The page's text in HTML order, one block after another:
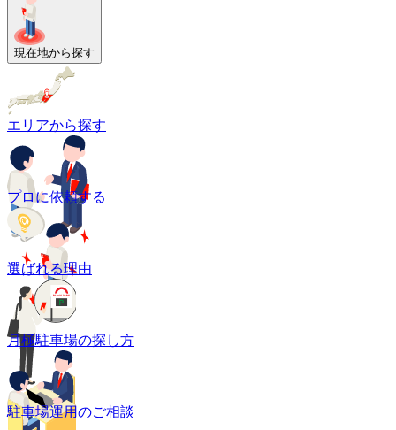
現在地から探す
エリアから探す
プロに依頼する
選ばれる理由
月極駐車場の探し方
駐車場運用のご相談